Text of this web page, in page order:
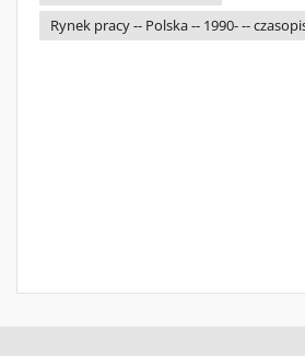
Rynek pracy -- Polska -- 1990- --